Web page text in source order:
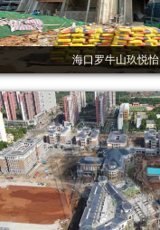
海口罗牛山玖悦怡